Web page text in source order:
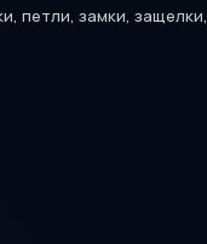
петли, замки, защелки,